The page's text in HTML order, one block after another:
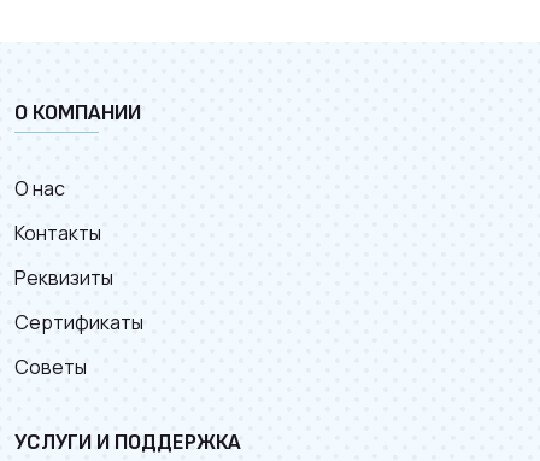
О КОМПАНИИ
О нас
Контакты
Реквизиты
Сертификаты
Советы
УСЛУГИ И ПОДДЕРЖКА